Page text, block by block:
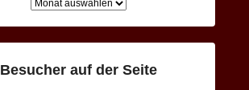
Besucher auf der Seite